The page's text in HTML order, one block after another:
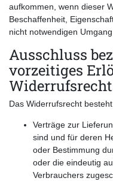
aufkommen, wenn dieser
Beschaffenheit,
nicht notwendigen
Ausschluss
vorzeitiges
Das Widerrufsrecht
Verträge zur
sind und für deren
oder Bestimmung
oder die eindeutig
Verbrauchers